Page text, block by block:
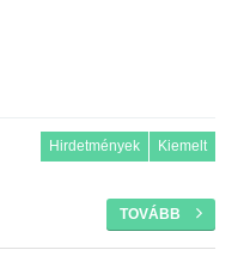
Hirdetmények Kiemelt
TOVÁBB